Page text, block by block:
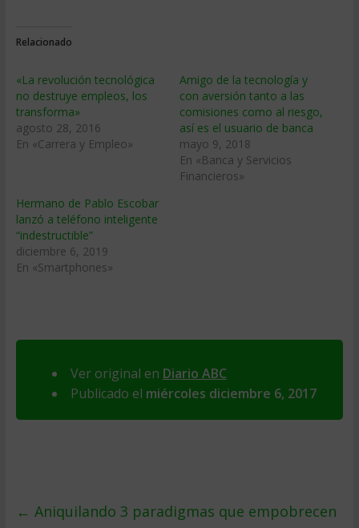
Relacionado
«La revolución tecnológica
no destruye empleos, los
transforma»
agosto 28, 2016
En «Carrera y Empleo»
Amigo de la tecnología y
con aversión tanto a las
comisiones como al riesgo,
así es el usuario de banca
mayo 9, 2018
En «Banca y Servicios
Financieros»
Hermano de Pablo Escobar
lanzó a teléfono inteligente
“indestructible”
diciembre 6, 2019
En «Smartphones»
Ver original en Diario ABC
Publicado el miércoles diciembre 6, 2017
← Aniquilando 3 paradigmas que empobrecen